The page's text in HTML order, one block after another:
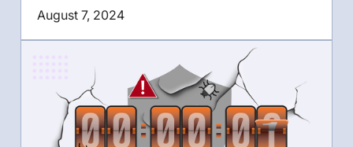
August 7, 2024